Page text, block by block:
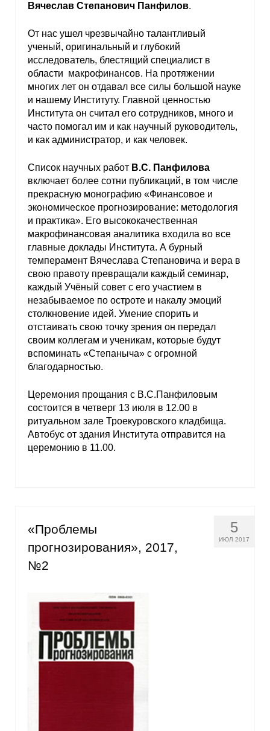
Вячеслав Степанович Панфилов.
От нас ушел чрезвычайно талантливый
ученый, оригинальный и глубокий
исследователь, блестящий специалист в
области макрофинансов. На протяжении
многих лет он отдавал все силы большой науке
и нашему Институту. Главной ценностью
Института он считал его сотрудников, много и
часто помогал им и как научный руководитель,
и как администратор, и как человек.
Список научных работ В.С. Панфилова
включает более сотни публикаций, в том числе
прекрасную монографию «Финансовое и
экономическое прогнозирование: методология
и практика». Его высококачественная
макрофинансовая аналитика входила во все
главные доклады Института. А бурный
темперамент Вячеслава Степановича и вера в
свою правоту превращали каждый семинар,
каждый Учёный совет с его участием в
незабываемое по остроте и накалу эмоций
столкновение идей. Умение спорить и
отстаивать свою точку зрения он передал
своим коллегам и ученикам, которые будут
вспоминать «Степаныча» с огромной
благодарностью.
Церемония прощания с В.С.Панфиловым
состоится в четверг 13 июля в 12.00 в
ритуальном зале Троекуровского кладбища.
Автобус от здания Института отправится на
церемонию в 11.00.
5
ИЮЛ 2017
«Проблемы
прогнозирования», 2017,
№2